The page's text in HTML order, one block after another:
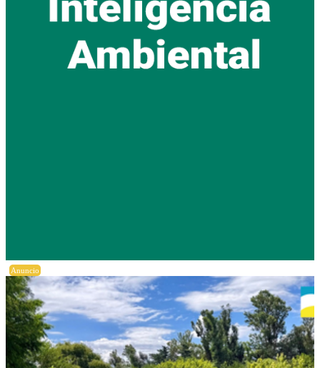
Anuncio